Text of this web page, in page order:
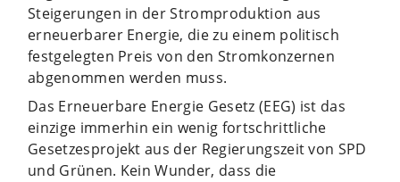
Steigerungen in der Stromproduktion aus
erneuerbarer Energie, die zu einem politisch
festgelegten Preis von den Stromkonzernen
abgenommen werden muss.
Das Erneuerbare Energie Gesetz (EEG) ist das
einzige immerhin ein wenig fortschrittliche
Gesetzesprojekt aus der Regierungszeit von SPD
und Grünen. Kein Wunder, dass die